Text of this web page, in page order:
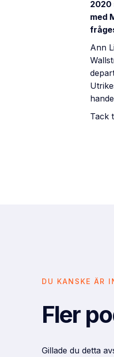
2020
med
Ann
Tack
DU KANSKE ÄR
Fler
Gillade du detta